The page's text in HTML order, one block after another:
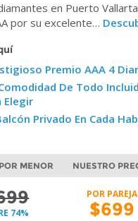
en Puerto
por su excelente…
Premio AAA 4
De Todo
Elegir
Privado En Cada
MENOR
74%
NUESTRO
POR PAREJA
$699